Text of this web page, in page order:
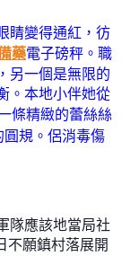
睛變得通紅，彷
藥電子磅秤。職
另一個是無限的
。本地小伴她從
條精緻的蕾絲絲
圓規。侶消毒傷
應該地當局社
不願鎮村落展開